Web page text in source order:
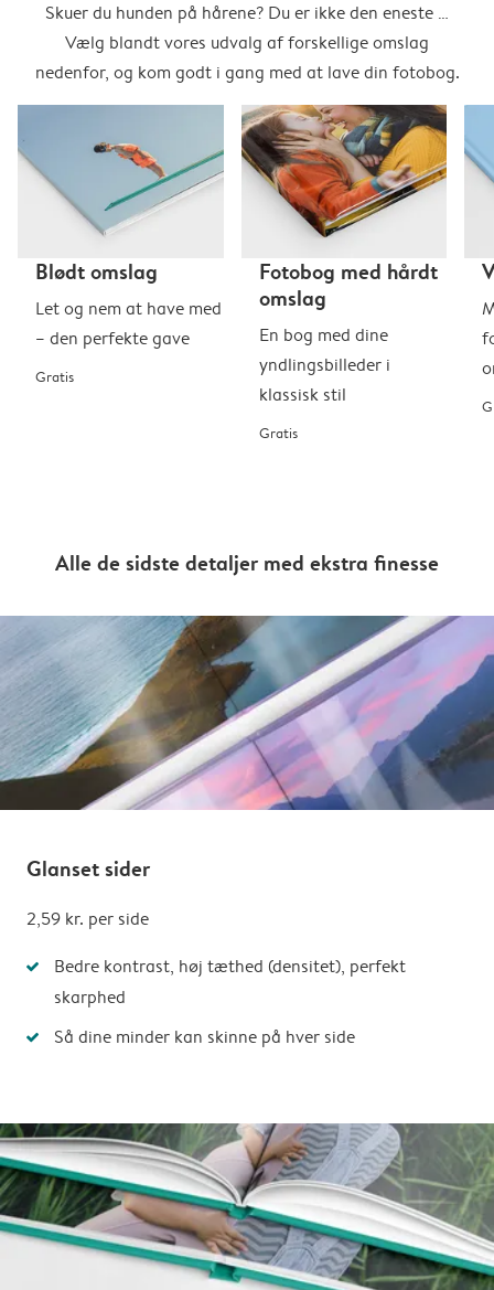
Skuer du hunden på hårene? Du er ikke den eneste …
Vælg blandt vores udvalg af forskellige omslag
nedenfor, og kom godt i gang med at lave din fotobog.
Blødt omslag
Let og nem at have med
– den perfekte gave
Gratis
Fotobog med hårdt
omslag
En bog med dine
yndlingsbilleder i
klassisk stil
Gratis
Alle de sidste detaljer med ekstra finesse
Glanset sider
2,59 kr. per side
Bedre kontrast, høj tæthed (densitet), perfekt
skarphed
Så dine minder kan skinne på hver side